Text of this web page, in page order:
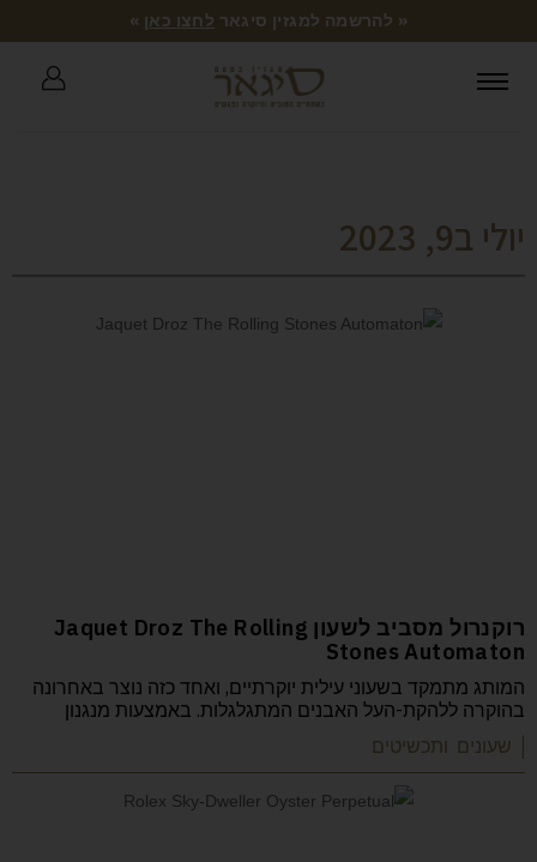
« להרשמה למגזין סיגאר לחצו כאן »
יולי ב9, 2023
רוקנרול מסביב לשעון Jaquet Droz The Rolling
Stones Automaton
המותג מתמקד בשעוני עילית יוקרתיים, ואחד כזה נוצר באחרונה
בהוקרה ללהקת-העל האבנים המתגלגלות. באמצעות מנגנון
| שעונים ותכשיטים